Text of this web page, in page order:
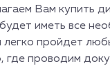
Вам купить
иметь все
пройдет
проводим